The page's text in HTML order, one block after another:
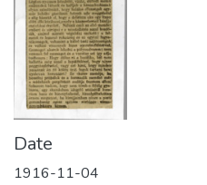
Date
1916-11-04